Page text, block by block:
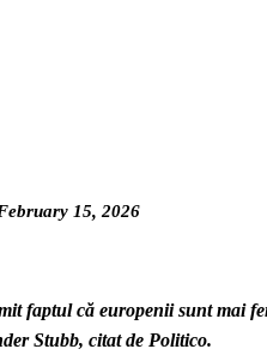
15, 2026
faptul că europenii sunt mai
Stubb, citat de Politico.